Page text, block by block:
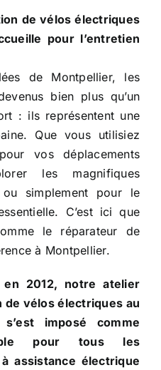
de vélos électriques
pour l’entretien
de Montpellier, les
bien plus qu’un
: ils représentent une
Que vous utilisiez
vos déplacements
les magnifiques
ou simplement pour le
C’est ici que
le réparateur de
à Montpellier.
2012, notre atelier
de vélos électriques au
imposé comme
pour tous les
assistance électrique